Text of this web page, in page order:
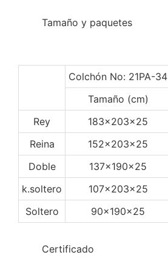
Tamaño y paquetes
Colchón No: 21PA-34
Tamaño (cm)
Rey
183x203x25
Reina
152x203x25
Doble
137x190x25
k.soltero
107x203x25
Soltero
90x190x25
Certificado